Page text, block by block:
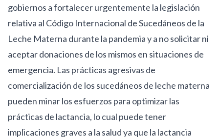
gobiernos a fortalecer urgentemente la legislación
relativa al Código Internacional de Sucedáneos de la
Leche Materna durante la pandemia y a no solicitar ni
aceptar donaciones de los mismos en situaciones de
emergencia. Las prácticas agresivas de
comercialización de los sucedáneos de leche materna
pueden minar los esfuerzos para optimizar las
prácticas de lactancia, lo cual puede tener
implicaciones graves a la salud ya que la lactancia